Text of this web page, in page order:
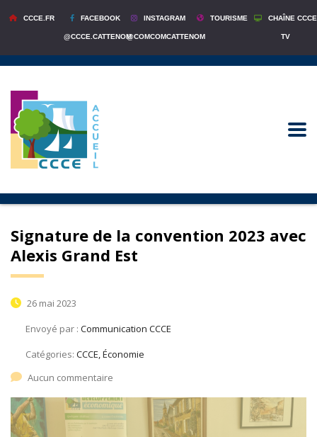
CCCE.FR FACEBOOK
@CCCE.CATTENOM
INSTAGRAM
@COMCOMCATTENOM
TOURISME CHAÎNE CCCE
TV
Signature de la convention 2023 avec
Alexis Grand Est
26 mai 2023
Envoyé par : Communication CCCE
Catégories: CCCE, Économie
Aucun commentaire